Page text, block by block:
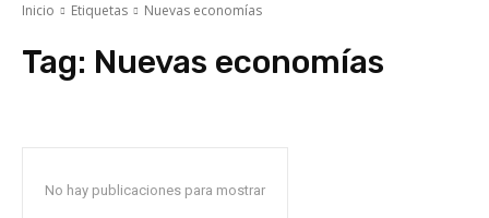
Inicio Etiquetas Nuevas economías
Tag: Nuevas economías
No hay publicaciones para mostrar